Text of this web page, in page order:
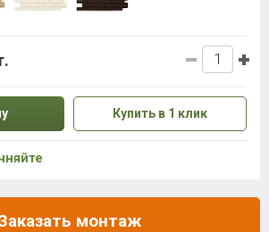
Купить в 1 клик
монтаж